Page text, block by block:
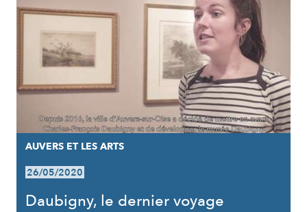
AUVERS ET LES ARTS
26/05/2020
Daubigny, le dernier voyage